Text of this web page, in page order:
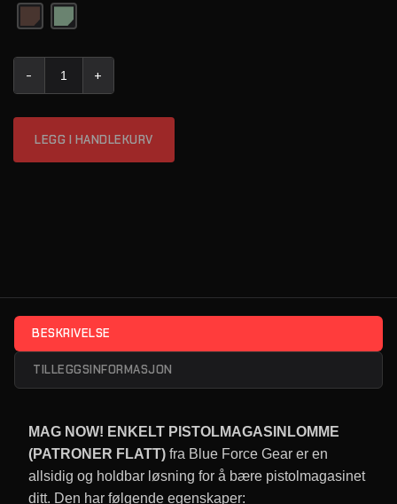
LEGG I HANDLEKURV
BESKRIVELSE
TILLEGGSINFORMASJON
MAG NOW! ENKELT PISTOLMAGASINLOMME
(PATRONER FLATT) fra Blue Force Gear er en
allsidig og holdbar løsning for å bære pistolmagasinet
ditt. Den har følgende egenskaper: